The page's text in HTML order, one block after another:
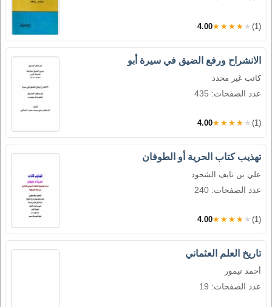
4.00★★★★★ (1)
الانشراح ورفع الضيق في سيرة أبو
كاتب غير محدد
عدد الصفحات: 435
4.00★★★★★ (1)
تهذيب كتاب الحرية أو الطوفان
علي بن نايف الشحود
عدد الصفحات: 240
4.00★★★★★ (1)
تاريخ العلم العثماني
أحمد تيمور
عدد الصفحات: 19